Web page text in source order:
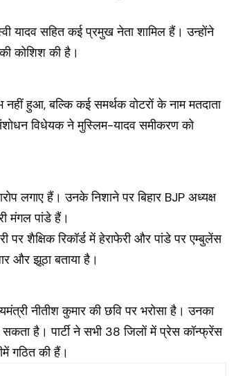
यादव सहित कई प्रमुख नेता शामिल हैं। उन्होंने
कोशिश की है।
हुआ, बल्कि कई समर्थक वोटरों के नाम मतदाता
विधेयक ने मुस्लिम-यादव समीकरण को
लगाए हैं। उनके निशाने पर बिहार BJP अध्यक्ष
मंगल पांडे हैं।
शैक्षिक रिकॉर्ड में हेराफेरी और पांडे पर एम्बुलेंस
और झूठा बताया है।
नीतीश कुमार की छवि पर भरोसा है। उनका
है। पार्टी ने सभी 38 जिलों में प्रेस कॉन्फ्रेंस
गठित की हैं।